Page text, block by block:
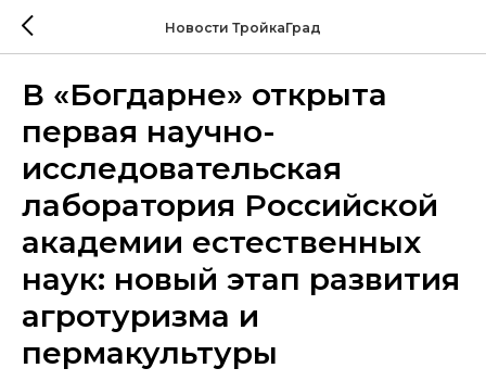
Новости ТройкаГрад
В «Богдарне» открыта
первая научно-
исследовательская
лаборатория Российской
академии естественных
наук: новый этап развития
агротуризма и
пермакультуры